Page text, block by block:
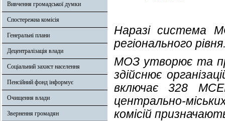
Вивчення громадської думки
Спостережна комісія
Генеральні плани
Децентралізація влади
Соціальний захист населення
Пенсійний фонд інформує
Очищення влади
Звернення громадян
Наразі система
регіонального
МОЗ утворює та
здійснює
включає 328
центрально-
комісій